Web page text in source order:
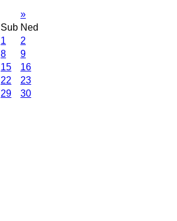
»
Sub Ned
1
2
8
9
15
16
22
23
29
30